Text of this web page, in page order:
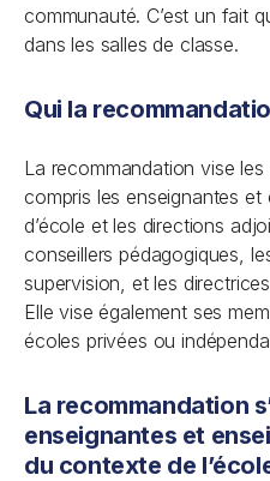
communauté. C’est un fait
dans les salles de classe.
Qui la
La recommandation vise les
compris les enseignantes
d’école et les directions
conseillers pédagogiques,
supervision, et les
Elle vise également ses
écoles privées ou
La recommandation
enseignantes et
du contexte de